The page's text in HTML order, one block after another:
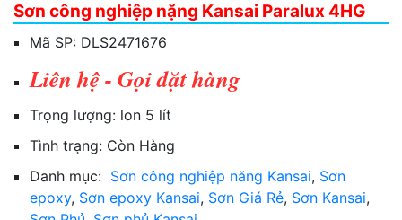
Sơn công nghiệp nặng Kansai Paralux 4HG
Mã SP: DLS2471676
Liên hệ - Gọi đặt hàng
Trọng lượng: lon 5 lít
Tình trạng: Còn Hàng
Danh mục: Sơn công nghiệp năng Kansai, Sơn
epoxy, Sơn epoxy Kansai, Sơn Giá Rẻ, Sơn Kansai,